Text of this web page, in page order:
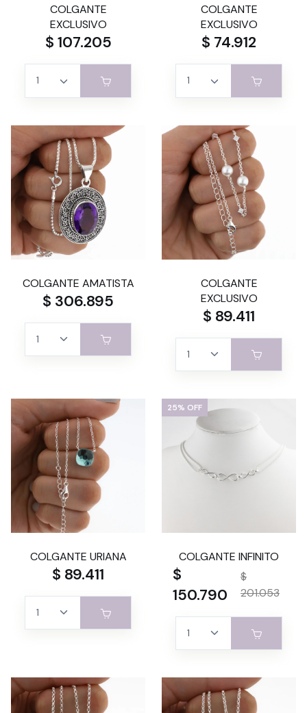
COLGANTE
EXCLUSIVO
$ 107.205
COLGANTE
EXCLUSIVO
$ 74.912
COLGANTE AMATISTA
$ 306.895
COLGANTE
EXCLUSIVO
$ 89.411
COLGANTE URIANA
$ 89.411
25% OFF
COLGANTE INFINITO
$
150.790
$
201.053